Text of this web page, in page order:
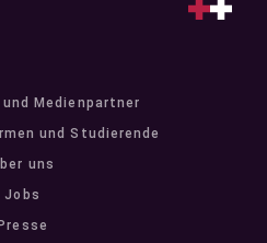
Medienpartner
und Studierende
uns
Jobs
Presse